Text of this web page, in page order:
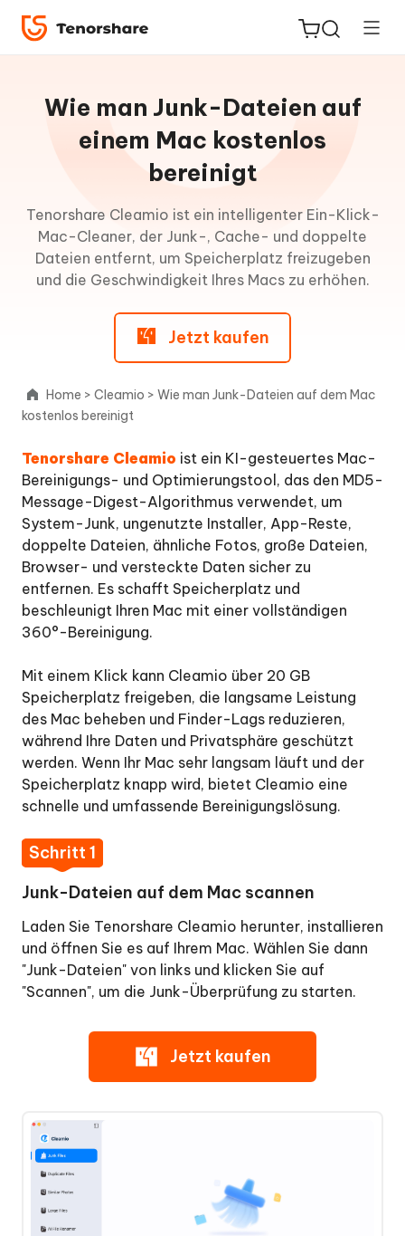
PDNob
PDF
Editor
Neu
Wie man Junk-Dateien auf
einem Mac kostenlos
bereinigt
Tenorshare Cleamio ist ein intelligenter Ein-Klick-
Mac-Cleaner, der Junk-, Cache- und doppelte
Dateien entfernt, um Speicherplatz freizugeben
und die Geschwindigkeit Ihres Macs zu erhöhen.
Jetzt kaufen
für
Junk-
Dateien
auf
dem
Mac
Dateien
auf
Mac
scannen
Schritt
2:
Junk-
Dateien
intelligent
entfernen
Junk-
Dateien
erfolgreich
bereinigen
So
finden
löschen
doppelte
Dateien
auf
dem
Mac
dem
Mac
findet
entfernt
Home > Cleamio > Wie man Junk-Dateien auf dem Mac
kostenlos bereinigt
Tenorshare Cleamio ist ein KI-gesteuertes Mac-
Bereinigungs- und Optimierungstool, das den MD5-
Message-Digest-Algorithmus verwendet, um
System-Junk, ungenutzte Installer, App-Reste,
doppelte Dateien, ähnliche Fotos, große Dateien,
Browser- und versteckte Daten sicher zu
entfernen. Es schafft Speicherplatz und
beschleunigt Ihren Mac mit einer vollständigen
360°-Bereinigung.
Mit einem Klick kann Cleamio über 20 GB
Speicherplatz freigeben, die langsame Leistung
des Mac beheben und Finder-Lags reduzieren,
während Ihre Daten und Privatsphäre geschützt
werden. Wenn Ihr Mac sehr langsam läuft und der
Speicherplatz knapp wird, bietet Cleamio eine
schnelle und umfassende Bereinigungslösung.
Schritt 1
Junk-Dateien auf dem Mac scannen
Laden Sie Tenorshare Cleamio herunter, installieren
und öffnen Sie es auf Ihrem Mac. Wählen Sie dann
"Junk-Dateien" von links und klicken Sie auf
"Scannen", um die Junk-Überprüfung zu starten.
Jetzt kaufen